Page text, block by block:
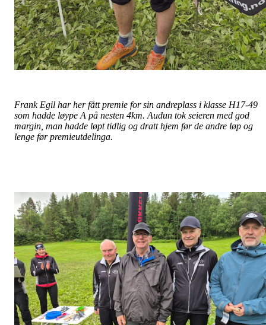
Frank Egil har her fått premie for sin andreplass i klasse H17-49
som hadde løype A på nesten 4km. Audun tok seieren med god
margin, man hadde løpt tidlig og dratt hjem før de andre løp og
lenge før premieutdelinga.